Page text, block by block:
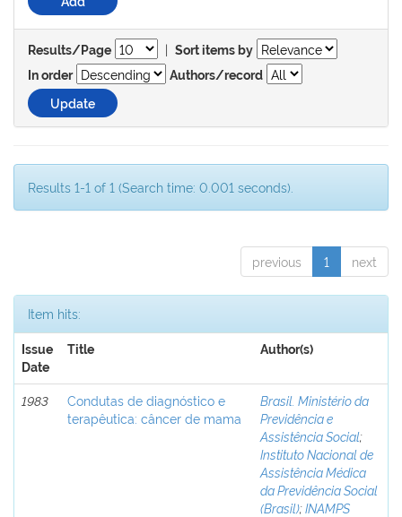
Results/Page | Sort items by
In order
Authors/record
Results 1-1 of 1 (Search time: 0.001 seconds).
previous 1 next
Item hits:
Issue
Date
Title Author(s)
1983
Condutas de diagnóstico e
terapêutica: câncer de mama
Brasil. Ministério da
Previdência e
Assistência Social;
Instituto Nacional de
Assistência Médica
da Previdência Social
(Brasil);INAMPS